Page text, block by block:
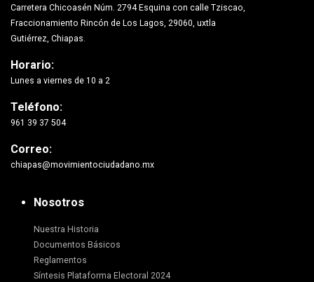
Carretera Chicoasén Núm. 2794 Esquina con calle Tziscao,
Fraccionamiento Rincón de Los Lagos, 29060, uxtla
Gutiérrez, Chiapas.
Horario:
Lunes a viernes de 10 a 2
Teléfono:
961 39 37 504
Correo:
chiapas@movimientociudadano.mx
Nosotros
Nuestra Historia
Documentos Básicos
Reglamentos
Síntesis Plataforma Electoral 2024